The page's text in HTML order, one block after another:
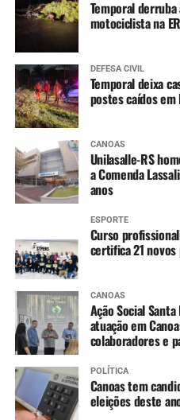
4 anos:
Tríplice bacteriana –
Pólio (2ª dose reforço)
A partir dos 7 anos
Difteria e Tétano –
vacinal)
9 a 14 anos
HPV (dose única)
10 a 14 anos
Dengue (2 doses,
as doses)
Meningo ACWY
Temporal
motociclista na
DEFESA CIVIL
Temporal deixa
postes caídos em
CANOAS
Unilasalle-RS
a Comenda
anos
ESPORTE
Curso
certifica 21
CANOAS
Ação Social
atuação em
colaboradores e
POLÍTICA
Canoas tem
eleições deste